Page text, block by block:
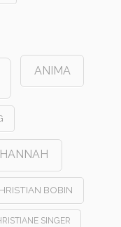
ANIMA
BOBIN
SINGER